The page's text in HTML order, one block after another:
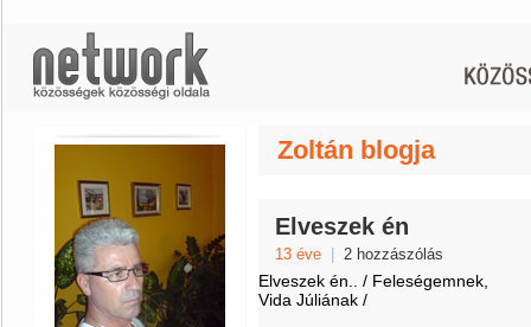
Zoltán blogja
Elveszek én
13 éve 2 hozzászólás
Elveszek én.. / Feleségemnek,
Vida Júliának /